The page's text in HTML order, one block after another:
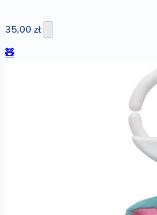
35,00 zł
🧸